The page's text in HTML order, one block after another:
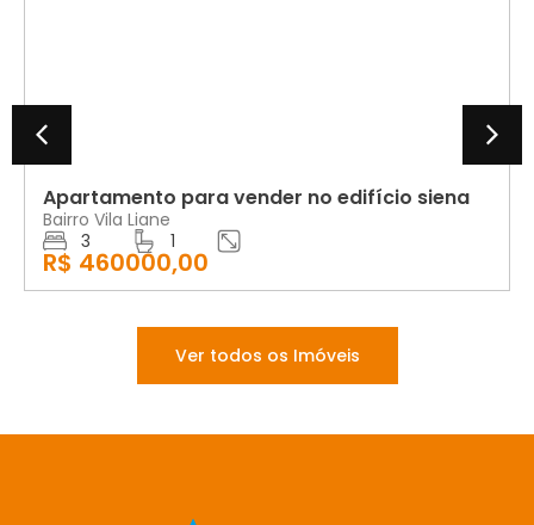
Apartamento para vender no edifício siena
Bairro Vila Liane
3
1
R$ 460000,00
Ver todos os Imóveis